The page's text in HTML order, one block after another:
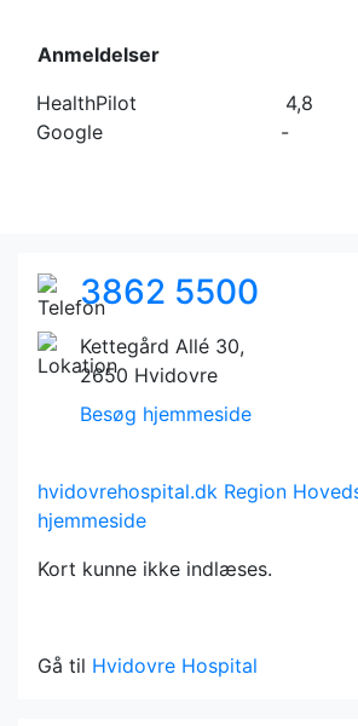
Anmeldelser
HealthPilot
4,8
Google
-
3862 5500
Kettegård Allé 30,
2650 Hvidovre
Besøg hjemmeside
hvidovrehospital.dk Region
hjemmeside
Kort kunne ikke indlæses.
Gå til Hvidovre Hospital